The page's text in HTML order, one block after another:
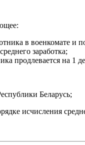
в военкомате и
заработка;
продлевается на 1
Беларусь;
исчисления